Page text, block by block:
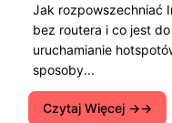
Jak rozpowszechniać
bez routera i co jest
uruchamianie
sposoby...
Czytaj Więcej →